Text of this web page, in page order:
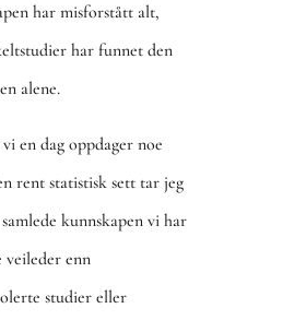
har misforstått alt,
har funnet den
alene.
en dag oppdager noe
rent statistisk sett tar jeg
kunnskapen vi har
veileder enn
studier eller